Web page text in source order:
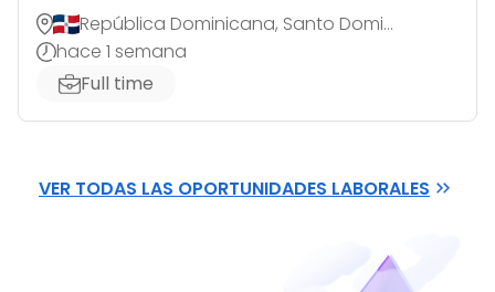
República Dominicana, Santo Domingo de Guzmán
hace 1 semana
Full time
VER TODAS LAS OPORTUNIDADES LABORALES